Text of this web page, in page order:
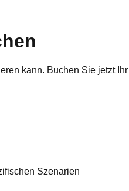
kann. Buchen Sie jetzt
Szenarien